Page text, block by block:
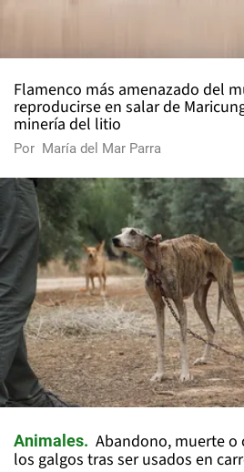
Flamenco más amenazado del
reproducirse en salar de
minería del litio
Por María del Mar Parra
Animales
Abandono, muerte o
los galgos tras ser usados en